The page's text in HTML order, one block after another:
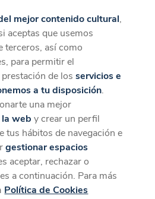
desde la App
Descargar
mejor contenido cultural,
aceptas que usemos
terceros, así como
para permitir el
de losservicios e
a tu disposición.
una mejor
web y crear un perfil
tus hábitos de navegación e
gestionar espacios
aceptar, rechazar o
a continuación. Para más
Política de Cookies